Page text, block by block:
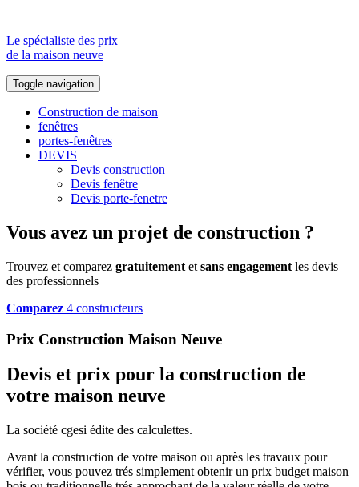
Le spécialiste des prix
de la maison neuve
Toggle navigation
Construction de maison
fenêtres
portes-fenêtres
DEVIS
Devis construction
Devis fenêtre
Devis porte-fenetre
Vous avez un projet de construction ?
Trouvez et comparez gratuitement et sans engagement les devis
des professionnels
Comparez 4 constructeurs
Prix Construction Maison Neuve
Devis et prix pour la construction de
votre maison neuve
La société cgesi édite des calculettes.
Avant la construction de votre maison ou après les travaux pour
vérifier, vous pouvez trés simplement obtenir un prix budget maison